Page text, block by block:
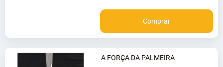
Comprar
A FORÇA DA PALMEIRA